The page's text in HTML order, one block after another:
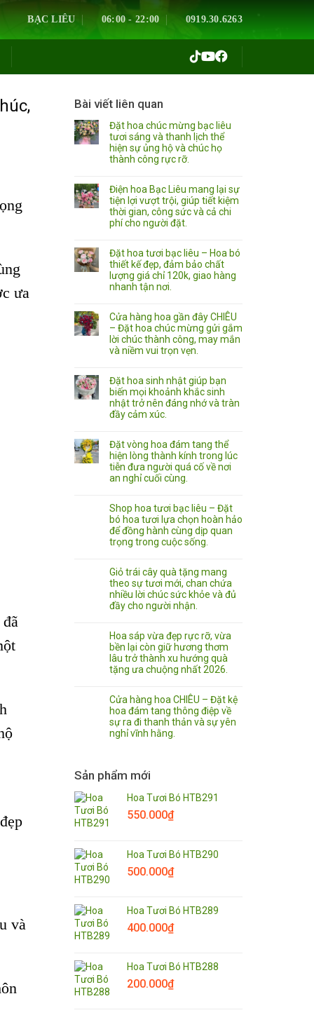
BẠC LIÊU 06:00 - 22:00 0919.30.6263
ưa
và
Bài viết liên quan
Đặt hoa chúc mừng bạc liêu
tươi sáng và thanh lịch thể
hiện sự ủng hộ và chúc họ
thành công rực rỡ.
Điện hoa Bạc Liêu mang lại sự
tiện lợi vượt trội, giúp tiết kiệm
thời gian, công sức và cả chi
phí cho người đặt.
Đặt hoa tươi bạc liêu – Hoa bó
thiết kế đẹp, đảm bảo chất
lượng giá chỉ 120k, giao hàng
nhanh tận nơi.
Cửa hàng hoa gần đây CHIÊU
– Đặt hoa chúc mừng gửi gắm
lời chúc thành công, may mắn
và niềm vui trọn vẹn.
Đặt hoa sinh nhật giúp bạn
biến mọi khoảnh khắc sinh
nhật trở nên đáng nhớ và tràn
đầy cảm xúc.
Đặt vòng hoa đám tang thể
hiện lòng thành kính trong lúc
tiễn đưa người quá cố về nơi
an nghỉ cuối cùng.
Shop hoa tươi bạc liêu – Đặt
bó hoa tươi lựa chọn hoàn hảo
để đồng hành cùng dịp quan
trọng trong cuộc sống.
Giỏ trái cây quà tặng mang
theo sự tươi mới, chan chứa
nhiều lời chúc sức khỏe và đủ
đầy cho người nhận.
Hoa sáp vừa đẹp rực rỡ, vừa
bền lại còn giữ hương thơm
lâu trở thành xu hướng quà
tặng ưa chuộng nhất 2026.
Cửa hàng hoa CHIÊU – Đặt kệ
hoa đám tang thông điệp về
sự ra đi thanh thản và sự yên
nghỉ vĩnh hằng.
Sản phẩm mới
Hoa Tươi Bó HTB291
550.000₫
Hoa Tươi Bó HTB290
500.000₫
Hoa Tươi Bó HTB289
400.000₫
Hoa Tươi Bó HTB288
200.000₫